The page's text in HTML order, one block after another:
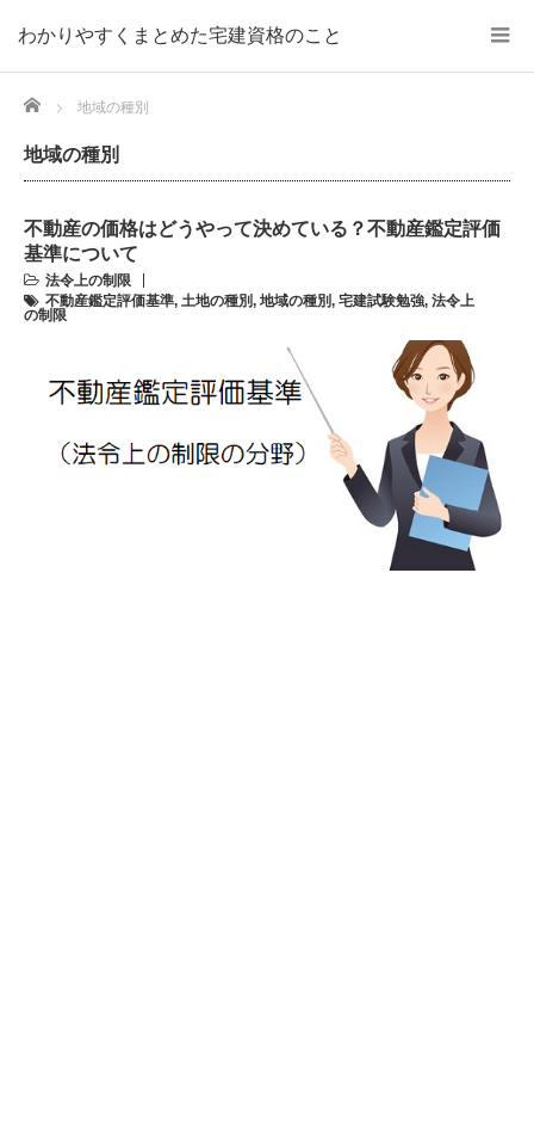
わかりやすくまとめた宅建資格のこと
Home 地域の種別
地域の種別
不動産の価格はどうやって決めている？不動産鑑定評価
基準について
法令上の制限
不動産鑑定評価基準, 土地の種別, 地域の種別, 宅建試験勉強, 法令上
の制限